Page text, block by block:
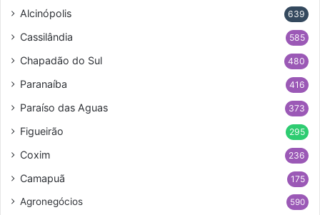
Alcinópolis 639
Cassilândia 585
Chapadão do Sul 480
Paranaíba 416
Paraíso das Aguas 373
Figueirão 295
Coxim 236
Camapuã 175
Agronegócios 590